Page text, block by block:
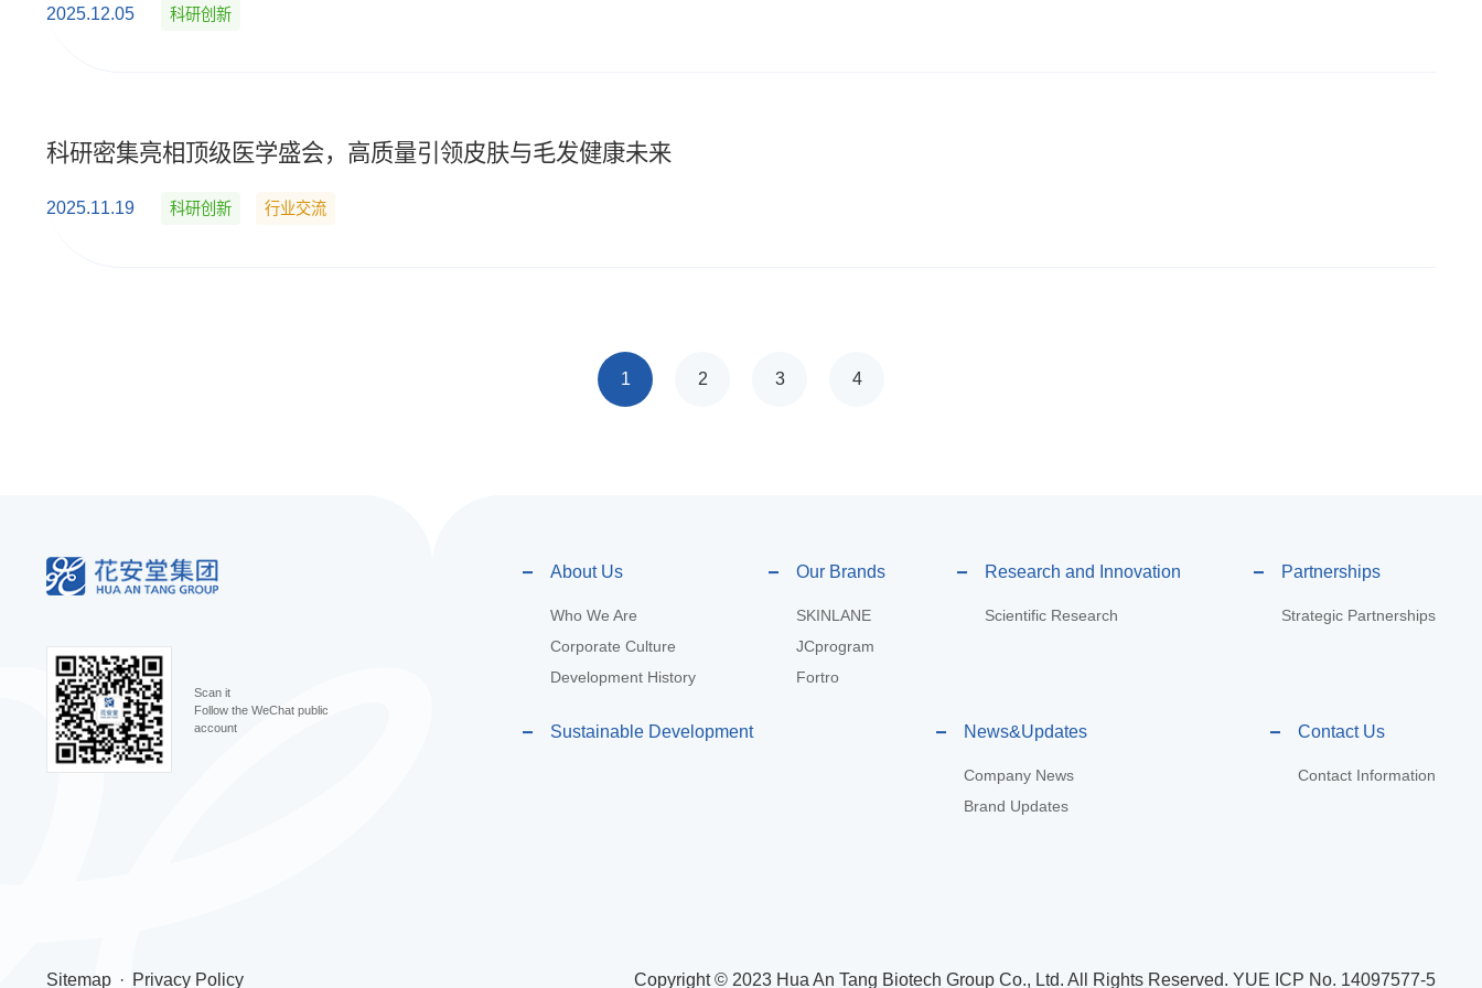
2025.12.05 科研创新
科研密集亮相顶级医学盛会，高质量引领皮肤与毛发健康未来
2025.11.19 科研创新 行业交流
1 2 3 4
About Us
Who We Are
Corporate Culture
Development History
Our Brands
SKINLANE
JCprogram
Fortro
Research and Innovation
Scientific Research
Partnerships
Strategic Partnerships
Sustainable Development News&Updates
Company News
Brand Updates
Contact Us
Contact Information
Scan it
Follow the WeChat public
account
Sitemap Privacy Policy Copyright © 2023 Hua An Tang Biotech Group Co., Ltd. All Rights Reserved. YUE ICP No. 14097577-5